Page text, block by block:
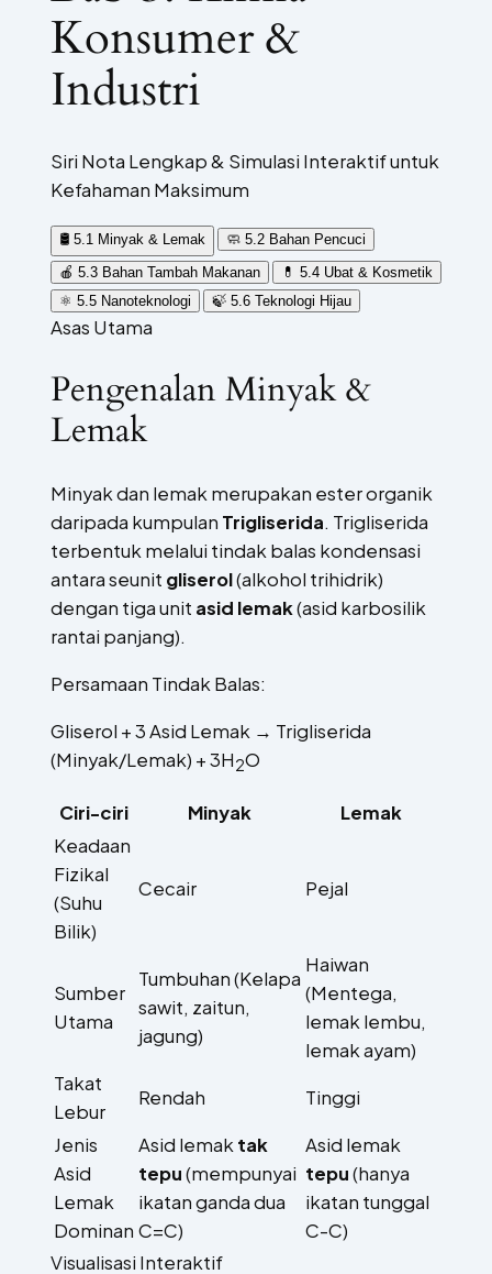
Konsumer &
Industri
Siri Nota Lengkap & Simulasi Interaktif untuk
Kefahaman Maksimum
🛢️5.1 Minyak & Lemak 🧼5.2 Bahan Pencuci
🍎 5.3 Bahan Tambah Makanan 💊 5.4 Ubat & Kosmetik
⚛️ 5.5 Nanoteknologi 🍃5.6 Teknologi Hijau
Asas Utama
Pengenalan Minyak &
Lemak
Minyak dan lemak merupakan ester organik
daripada kumpulan Trigliserida. Trigliserida
terbentuk melalui tindak balas kondensasi
antara seunit gliserol(alkohol trihidrik)
dengan tiga unit asid lemak(asid karbosilik
rantai panjang).
Persamaan Tindak Balas:
Gliserol + 3 Asid Lemak → Trigliserida
(Minyak/Lemak) + 3H2O
Ciri-ciri Minyak
Lemak
Keadaan
Fizikal
(Suhu
Bilik)
Cecair Pejal
Sumber
Utama
Tumbuhan (Kelapa
sawit, zaitun,
jagung)
Haiwan
(Mentega,
lemak lembu,
lemak ayam)
Takat
Lebur
Rendah Tinggi
Jenis
Asid
Lemak
Dominan
Asid lemak tak
tepu(mempunyai
ikatan ganda dua
C=C)
Asid lemak
tepu(hanya
ikatan tunggal
C-C)
Visualisasi Interaktif